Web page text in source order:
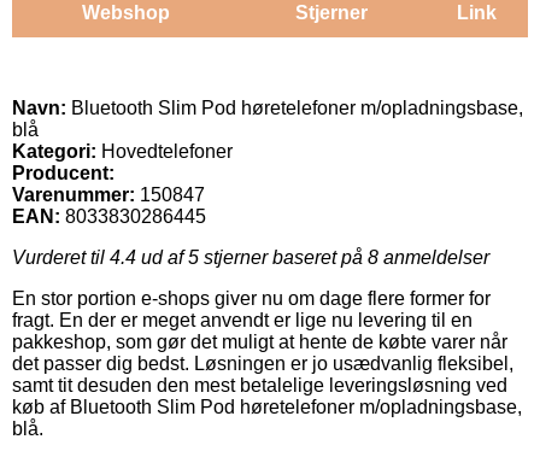
Webshop Stjerner Link
Navn: Bluetooth Slim Pod høretelefoner m/opladningsbase,
blå
Kategori: Hovedtelefoner
Producent:
Varenummer: 150847
EAN: 8033830286445
Vurderet til 4.4 ud af 5 stjerner baseret på 8 anmeldelser
En stor portion e-shops giver nu om dage flere former for
fragt. En der er meget anvendt er lige nu levering til en
pakkeshop, som gør det muligt at hente de købte varer når
det passer dig bedst. Løsningen er jo usædvanlig fleksibel,
samt tit desuden den mest betalelige leveringsløsning ved
køb af Bluetooth Slim Pod høretelefoner m/opladningsbase,
blå.